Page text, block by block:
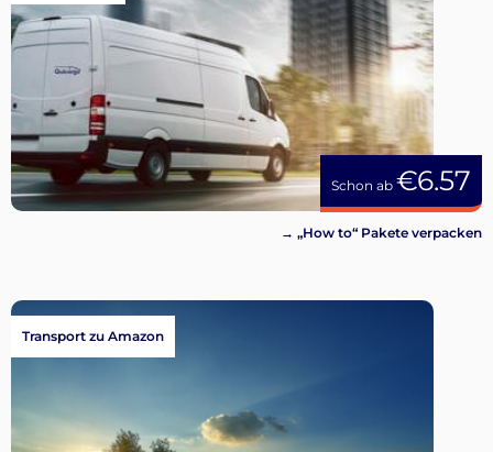
Schon ab €6.57
→ „How to“ Pakete verpacken
Transport zu Amazon